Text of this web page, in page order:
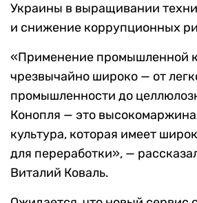
Украины в выращивании
и снижение коррупционных
«Применение промышленной
чрезвычайно широко — от
промышленности до
Конопля — это
культура, которая имеет
для переработки», —
Виталий Коваль.